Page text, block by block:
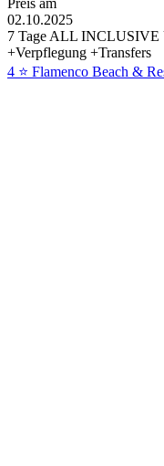
02.10.2025
7 Tage ALL INCLUSIVE
+Verpflegung +Transfers
4 ⭐ Flamenco Beach &